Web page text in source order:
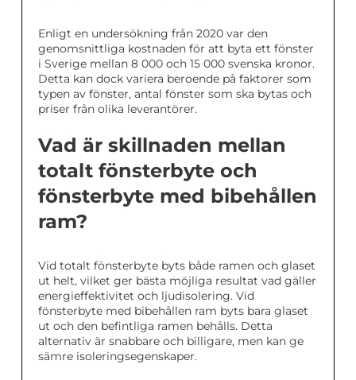
Enligt en undersökning från 2020 var den
genomsnittliga kostnaden för att byta ett fönster
i Sverige mellan 8 000 och 15 000 svenska kronor.
Detta kan dock variera beroende på faktorer som
typen av fönster, antal fönster som ska bytas och
priser från olika leverantörer.
Vad är skillnaden mellan
totalt fönsterbyte och
fönsterbyte med bibehållen
ram?
Vid totalt fönsterbyte byts både ramen och glaset
ut helt, vilket ger bästa möjliga resultat vad gäller
energieffektivitet och ljudisolering. Vid
fönsterbyte med bibehållen ram byts bara glaset
ut och den befintliga ramen behålls. Detta
alternativ är snabbare och billigare, men kan ge
sämre isoleringsegenskaper.